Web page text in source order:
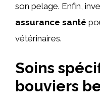
son pelage. Enfin,
assurance santé
vétérinaires.
Soins
bouviers